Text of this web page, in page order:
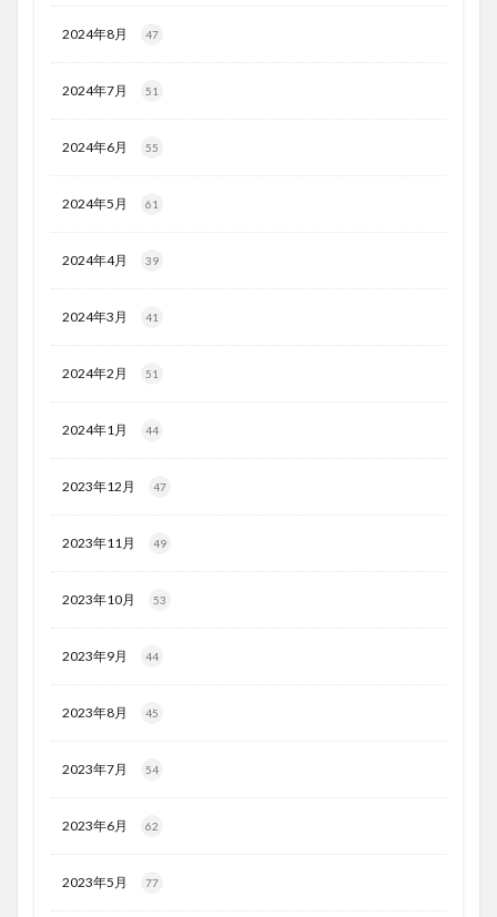
2024年8月 47
2024年7月 51
2024年6月 55
2024年5月 61
2024年4月 39
2024年3月 41
2024年2月 51
2024年1月 44
2023年12月 47
2023年11月 49
2023年10月 53
2023年9月 44
2023年8月 45
2023年7月 54
2023年6月 62
2023年5月 77